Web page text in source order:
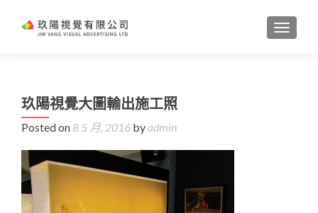
玖陽視覺大圖輸出施工照
Posted on 8 5 月, 2016 byadmin